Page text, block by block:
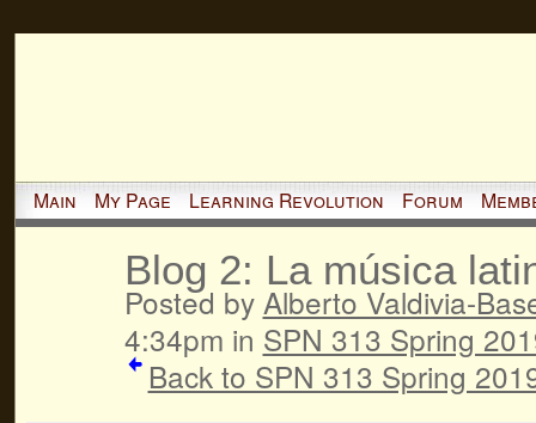
Main My Page Learning Revolution Forum
Blog 2: La música
Posted by Alberto Valdivia-
4:34pm in SPN 313 Spring
Back to SPN 313 Spring